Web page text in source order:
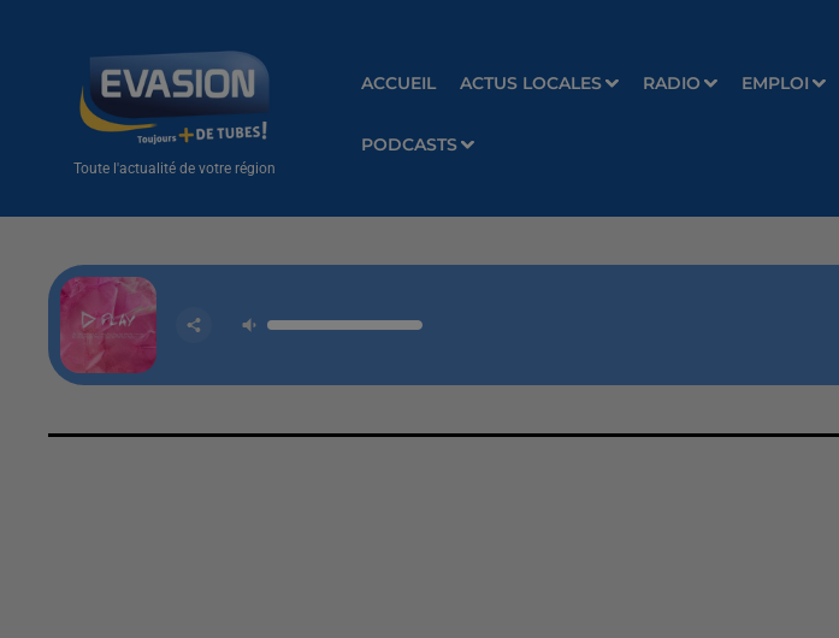
Toute l'actualité de votre région
ACCUEIL ACTUS LOCALES RADIO EMPLOI
PODCASTS